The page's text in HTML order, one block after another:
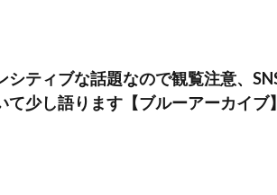
シティブな話題なので観覧注意、
少し語ります【ブルーアーカイブ】